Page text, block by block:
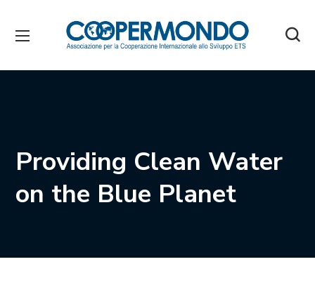
Providing Clean Water
on the Blue Planet